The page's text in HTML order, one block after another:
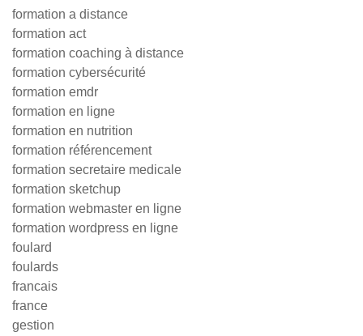
formation a distance
formation act
formation coaching à distance
formation cybersécurité
formation emdr
formation en ligne
formation en nutrition
formation référencement
formation secretaire medicale
formation sketchup
formation webmaster en ligne
formation wordpress en ligne
foulard
foulards
francais
france
gestion